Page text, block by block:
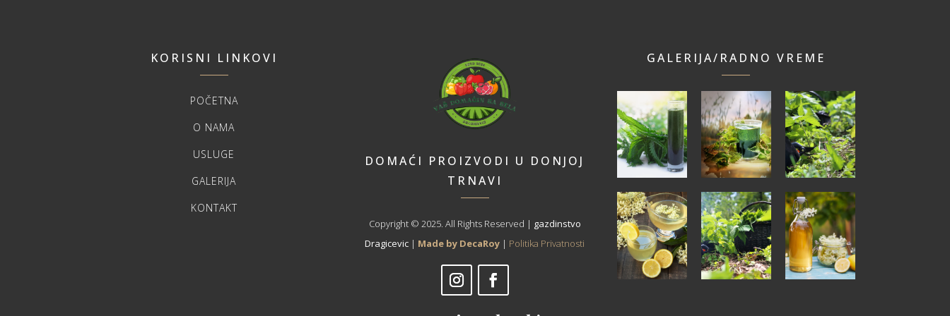
KORISNI LINKOVI
POČETNA
O NAMA
USLUGE
GALERIJA
KONTAKT
DOMAĆI PROIZVODI U DONJOJ
TRNAVI
Copyright © 2025. All Rights Reserved | gazdinstvo
Dragicevic | Made by DecaRoy | Politika Privatnosti
GALERIJA/RADNO VREME